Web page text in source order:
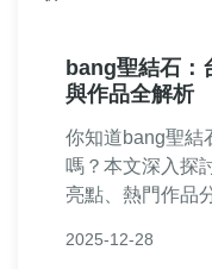
bang聖結石：
與作品全解析
你知道bang聖結
嗎？本文深入探
亮點、熱門作品
2025-12-28